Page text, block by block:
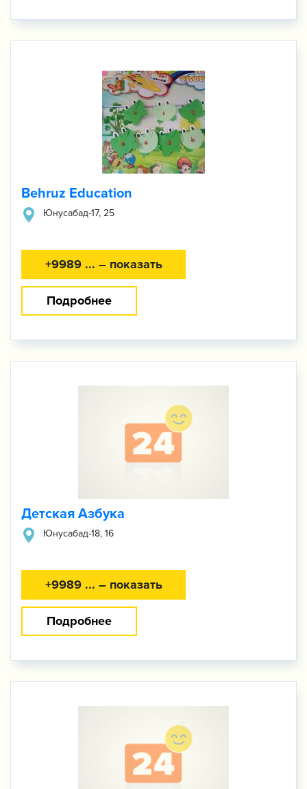
Behruz Education
Юнусабад-​17, 25
+9989 ... – показать
Подробнее
Детская Азбука
Юнусабад-​18, 16
+9989 ... – показать
Подробнее